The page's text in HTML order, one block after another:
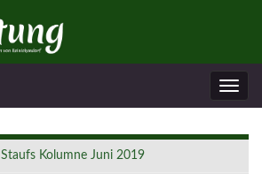
Staufs Kolumne Juni 2019